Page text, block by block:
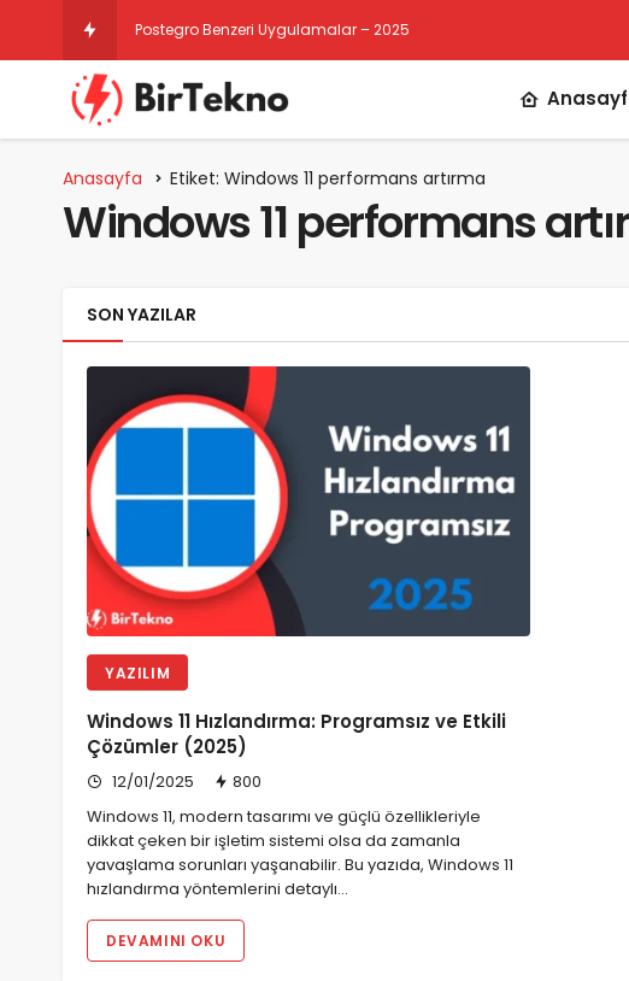
Postegro Benzeri Uygulamalar – 2025
Anasayfa Etiket: Windows 11 performans artırma
Windows 11 performans
SON YAZILAR
YAZILIM
Windows 11 Hızlandırma: Programsız ve Etkili
Çözümler (2025)
12/01/2025
800
Windows 11, modern tasarımı ve güçlü özellikleriyle
dikkat çeken bir işletim sistemi olsa da zamanla
yavaşlama sorunları yaşanabilir. Bu yazıda, Windows 11
hızlandırma yöntemlerini detaylı…
DEVAMINI OKU